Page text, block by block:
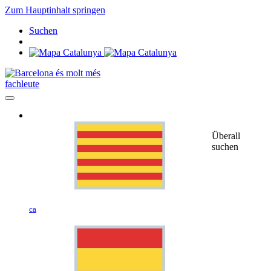
Zum Hauptinhalt springen
Suchen
fachleute
ca
Überall
suchen